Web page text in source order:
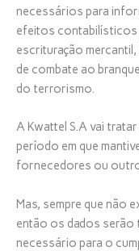
necessários para
efeitos contabilísticos
escrituração
de combate ao
do terrorismo.
A Kwattel S.A vai
período em que
fornecedores ou
Mas, sempre que não
então os dados serão
necessário para o